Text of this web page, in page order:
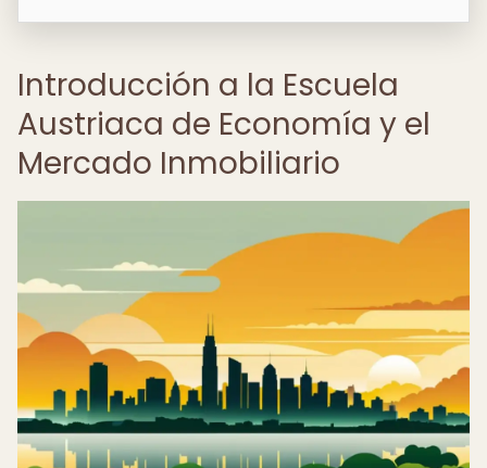
Introducción a la Escuela
Austriaca de Economía y el
Mercado Inmobiliario